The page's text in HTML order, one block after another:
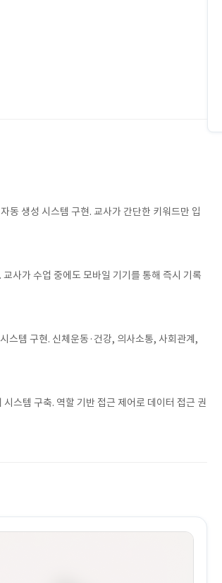
생성 시스템 구현. 교사가 간단한 키워드만 입
사가 수업 중에도 모바일 기기를 통해 즉시 기록
스템 구현. 신체운동·건강, 의사소통, 사회관계,
스템 구축. 역할 기반 접근 제어로 데이터 접근 권